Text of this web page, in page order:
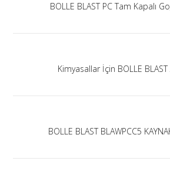
BOLLE BLAST PC Tam Kapalı
Kimyasallar İçin BOLLE BLAST
BOLLE BLAST BLAWPCC5